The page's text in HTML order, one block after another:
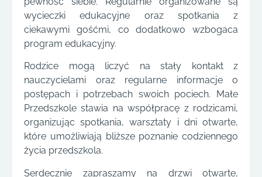
wycieczki edukacyjne oraz spotkania z
ciekawymi gośćmi, co dodatkowo wzbogaca
program edukacyjny.
Rodzice mogą liczyć na stały kontakt z
nauczycielami oraz regularne informacje o
postępach i potrzebach swoich pociech. Małe
Przedszkole stawia na współpracę z rodzicami,
organizując spotkania, warsztaty i dni otwarte,
które umożliwiają bliższe poznanie codziennego
życia przedszkola.
Serdecznie zapraszamy na drzwi otwarte,